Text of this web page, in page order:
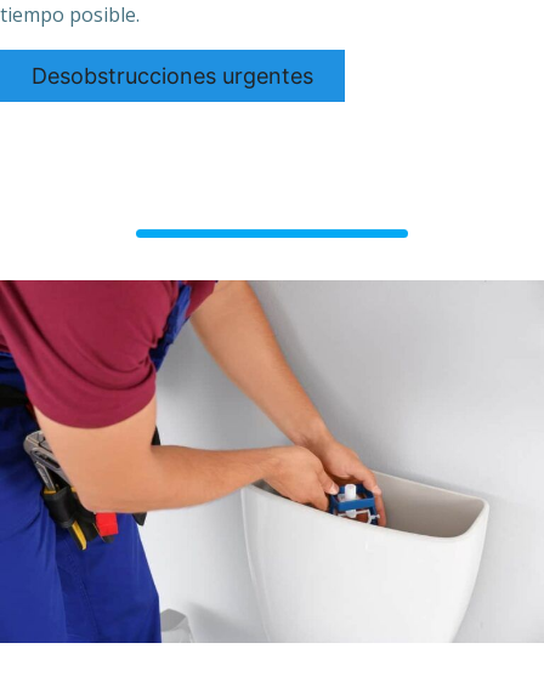
tiempo posible.
Desobstrucciones urgentes